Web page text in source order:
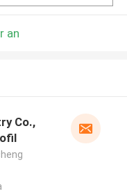
an
Co.,